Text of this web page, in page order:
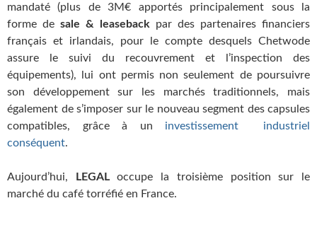
mandaté (plus de 3M€ apportés principalement sous la
forme de sale & leaseback par des partenaires financiers
français et irlandais, pour le compte desquels Chetwode
assure le suivi du recouvrement et l’inspection des
équipements), lui ont permis non seulement de poursuivre
son développement sur les marchés traditionnels, mais
également de s’imposer sur le nouveau segment des capsules
compatibles, grâce à un investissement industriel
conséquent.
Aujourd’hui, LEGALoccupe la troisième position sur le
marché du café torréfié en France.